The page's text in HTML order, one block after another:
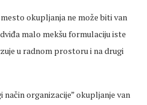
okupljanja ne može biti van
malo mekšu formulaciju iste
u radnom prostoru i na drugi
način organizacije” okupljanje van